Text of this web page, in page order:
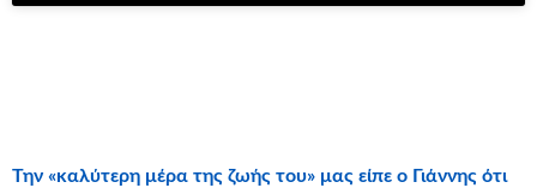
Την «καλύτερη μέρα της ζωής του» μας είπε ο Γιάννης ότι